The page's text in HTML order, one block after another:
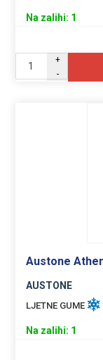
Na zalihi: 1
+
-
Austone
AUSTONE
LJETNE GUME
Na zalihi: 1